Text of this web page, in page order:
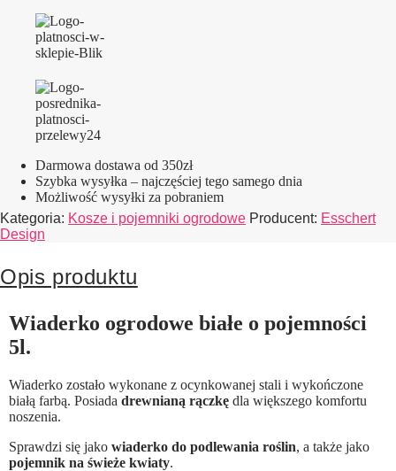
Darmowa dostawa od 350zł
Szybka wysyłka – najczęściej tego samego dnia
Możliwość wysyłki za pobraniem
Kategoria: Kosze i pojemniki ogrodowe Producent: Esschert
Design
Opis produktu
Wiaderko ogrodowe białe o pojemności
5l.
Wiaderko zostało wykonane z ocynkowanej stali i wykończone
białą farbą. Posiada drewnianą rączkę dla większego komfortu
noszenia.
Sprawdzi się jako wiaderko do podlewania roślin, a także jako
pojemnik na świeże kwiaty.